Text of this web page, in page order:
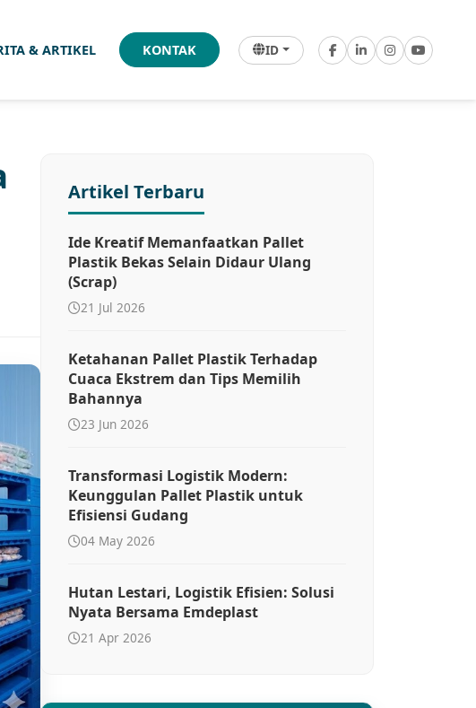
& ARTIKEL KONTAK ID
Artikel Terbaru
Ide Kreatif Memanfaatkan Pallet
Plastik Bekas Selain Didaur Ulang
(Scrap)
21 Jul 2026
Ketahanan Pallet Plastik Terhadap
Cuaca Ekstrem dan Tips Memilih
Bahannya
23 Jun 2026
Transformasi Logistik Modern:
Keunggulan Pallet Plastik untuk
Efisiensi Gudang
04 May 2026
Hutan Lestari, Logistik Efisien: Solusi
Nyata Bersama Emdeplast
21 Apr 2026